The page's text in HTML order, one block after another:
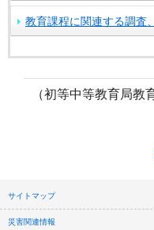
教育課程に関連する調査
（初等中等教育局教
サイトマップ
災害関連情報